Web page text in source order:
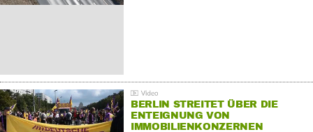
BERLIN STREITET ÜBER DIE
ENTEIGNUNG VON
IMMOBILIENKONZERNEN